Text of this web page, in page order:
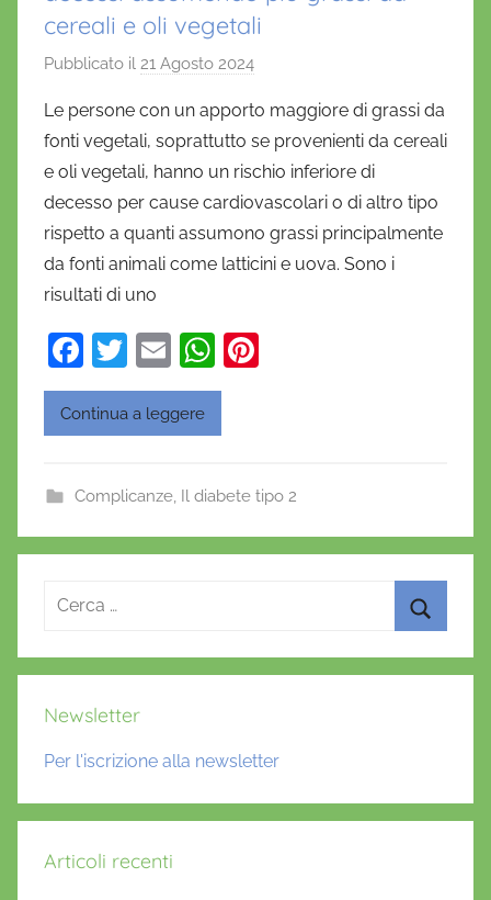
cereali e oli vegetali
Pubblicato il 21 Agosto 2024
D
a
n
i
e
l
r
Le persone con un apporto maggiore di grassi da
fonti vegetali, soprattutto se provenienti da cereali
e oli vegetali, hanno un rischio inferiore di
decesso per cause cardiovascolari o di altro tipo
rispetto a quanti assumono grassi principalmente
da fonti animali come latticini e uova. Sono i
risultati di uno
F
a
c
b
o
o
k
T
w
itt
E
m
ai
W
h
A
p
p
st
Continua a leggere
Complicanze, Il diabete tipo 2
Ricerca
Newsletter
Per l'iscrizione alla newsletter
Articoli recenti